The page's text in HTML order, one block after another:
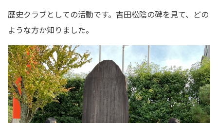
歴史クラブとしての活動です。吉田松陰の碑を見て、どの
ような方か知りました。